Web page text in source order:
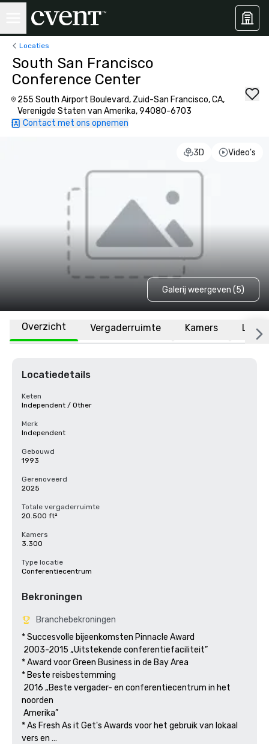
Locaties
South San Francisco
Conference Center
255 South Airport Boulevard, Zuid-San Francisco, CA,
Verenigde Staten van Amerika, 94080-6703
Contact met ons opnemen
3D Video's
Galerij weergeven (5)
Overzicht Vergaderruimte Kamers
Locatiedetails
Keten
Independent / Other
Merk
Independent
Gebouwd
1993
Gerenoveerd
2025
Totale vergaderruimte
20.500 ft²
Kamers
3.300
Type locatie
Conferentiecentrum
Bekroningen
Branchebekroningen
* Succesvolle bijeenkomsten Pinnacle Award
2003-2015 „Uitstekende conferentiefaciliteit”
* Award voor Green Business in de Bay Area
* Beste reisbestemming
2016 „Beste vergader- en conferentiecentrum in het
noorden
Amerika”
* As Fresh As it Get's Awards voor het gebruik van lokaal
vers en